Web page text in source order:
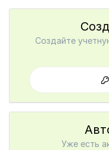
Создайте
Уже есть